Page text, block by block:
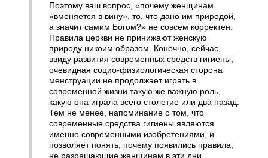
Поэтому ваш вопрос, «почему женщинам
«вменяется в вину», то, что дано им природой,
а значит самим Богом?» не совсем корректен.
Правила церкви не принижают женскую
природу никоим образом. Конечно, сейчас,
ввиду развития современных средств гигиены,
очевидная социо-физиологическая сторона
менструации не продолжает играть в
современной жизни такую же важную роль,
какую она играла всего столетие или два назад.
Тем не менее, напоминание о том, что
современные средства гигиены являются
именно современными изобретениями, и
позволяет понять, почему появились правила,
не разрешающие женщинам в эти дни